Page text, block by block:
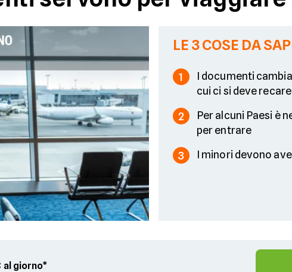
LE 3 COSE DA
1 I documenti
cui ci si deve recare
2 Per alcuni Paesi è
per entrare
3 I minori devono
al giorno*